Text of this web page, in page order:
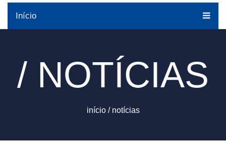
Início
/ NOTÍCIAS
início / notícias